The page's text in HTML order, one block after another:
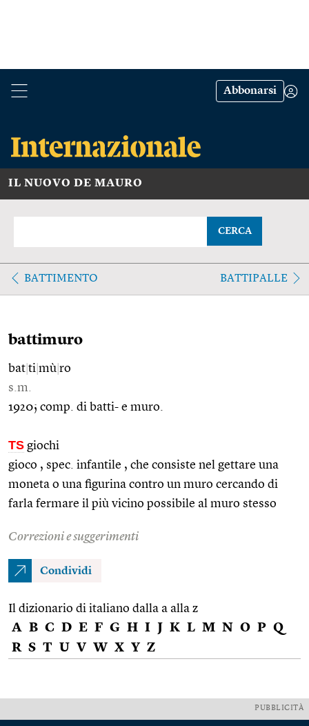
Abbonarsi
IL NUOVO DE MAURO
CERCA
BATTIMENTO BATTIPALLE
battimuro
bat ti mù ro
s.m.
1920; comp. di batti- e muro.
TS giochi
gioco , spec. infantile , che consiste nel gettare una
moneta o una figurina contro un muro cercando di
farla fermare il più vicino possibile al muro stesso
Correzioni e suggerimenti
Condividi
Il dizionario di italiano dalla a alla z
A B C D E F G H I J K L M N O P Q
R S T U V W X Y Z
PUBBLICITÀ